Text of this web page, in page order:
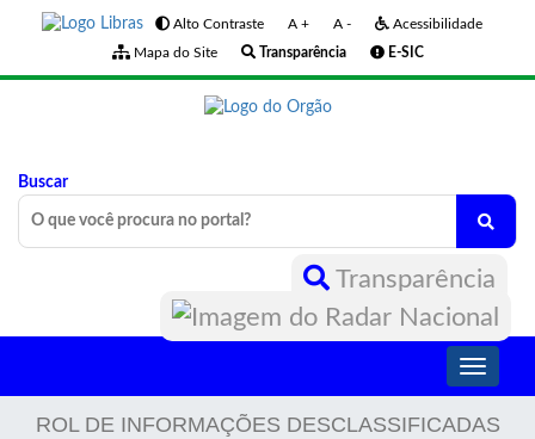
Alto Contraste A + A -
Acessibilidade
Mapa do Site
Transparência E-SIC
Buscar
Transparência
Toggle
ROL DE INFORMAÇÕES DESCLASSIFICADAS